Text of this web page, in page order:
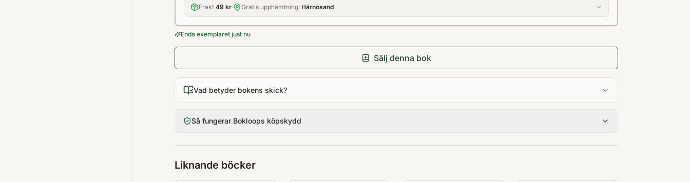
Frakt 49 kr· Gratis upphämtning: Härnösand
Enda exemplaret just nu
Sälj denna bok
Vad betyder bokens skick?
Så fungerar Bokloops köpskydd
Liknande böcker